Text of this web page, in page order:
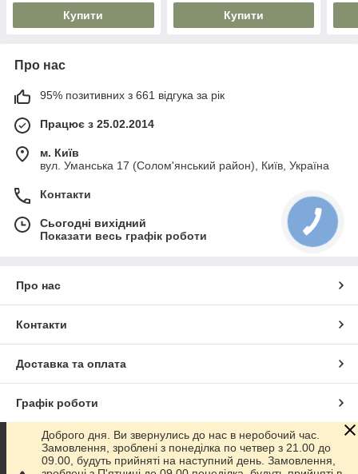
Купити Купити
Про нас
95% позитивних з 661 відгука за рік
Працює з 25.02.2014
м. Київ
вул. Уманська 17 (Солом'янський район), Київ, Україна
Контакти
Сьогодні вихідний
Показати весь графік роботи
Про нас
Контакти
Доставка та оплата
Графік роботи
Повна версія сайту
Доброго дня. Ви звернулись до нас в неробочий час.
Замовлення, зроблені з понеділка по четвер з 21.00 до
09.00, будуть прийняті на наступний день. Замовлення,